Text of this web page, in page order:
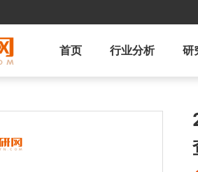
首页 行业分析 研